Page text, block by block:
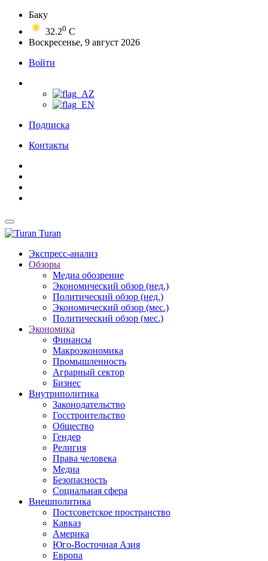
Баку
32.20 C
Воскресенье, 9 август 2026
Войти
Подписка
Контакты
Turan
Экспресс-анализ
Обзоры
Медиа обозрение
Экономический обзор (нед.)
Политический обзор (нед.)
Экономический обзор (мес.)
Политический обзор (мес.)
Экономика
Финансы
Макроэкономика
Промышленность
Аграрный сектор
Бизнес
Внутриполитика
Законодательство
Госстроительство
Общество
Гендер
Религия
Права человека
Медиа
Безопасность
Социальная сфера
Внешполитика
Постсоветское пространство
Кавказ
Америка
Юго-Восточная Азия
Европа